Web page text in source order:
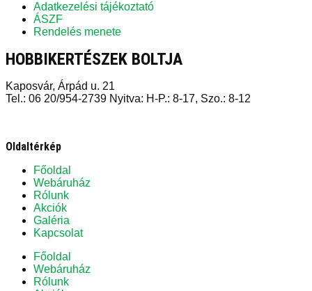
Adatkezelési tájékoztató
ÁSZF
Rendelés menete
HOBBIKERTÉSZEK BOLTJA
Kaposvár, Árpád u. 21
Tel.: 06 20/954-2739 Nyitva: H-P.: 8-17, Szo.: 8-12
Oldaltérkép
Főoldal
Webáruház
Rólunk
Akciók
Galéria
Kapcsolat
Főoldal
Webáruház
Rólunk